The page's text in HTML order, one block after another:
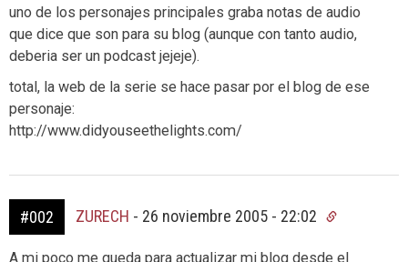
uno de los personajes principales graba notas de audio
que dice que son para su blog (aunque con tanto audio,
deberia ser un podcast jejeje).
total, la web de la serie se hace pasar por el blog de ese
personaje:
http://www.didyouseethelights.com/
#002 ZURECH - 26 noviembre 2005 - 22:02
A mi poco me queda para actualizar mi blog desde el